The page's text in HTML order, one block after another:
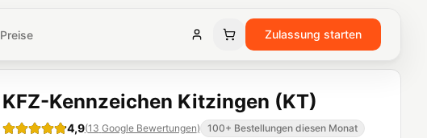
Preise Zulassung starten
KFZ-Kennzeichen Kitzingen (KT)
4,9(13 Google Bewertungen) 100+ Bestellungen diesen Monat